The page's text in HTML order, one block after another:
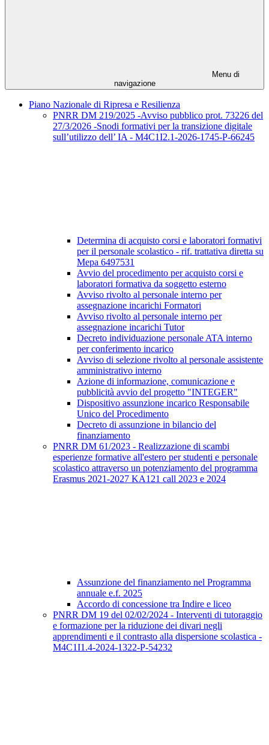
Menu di
navigazione
Piano Nazionale di Ripresa e Resilienza
PNRR DM 219/2025 -Avviso pubblico prot. 73226 del
27/3/2026 -Snodi formativi per la transizione digitale
sull’utilizzo dell’ IA - M4C1I2.1-2026-1745-P-66245
Determina di acquisto corsi e laboratori formativi
per il personale scolastico - rif. trattativa diretta su
Mepa 6497531
Avvio del procedimento per acquisto corsi e
laboratori formativa da soggetto esterno
Avviso rivolto al personale interno per
assegnazione incarichi Formatori
Avviso rivolto al personale interno per
assegnazione incarichi Tutor
Decreto individuazione personale ATA interno
per conferimento incarico
Avviso di selezione rivolto al personale assistente
amministrativo interno
Azione di informazione, comunicazione e
pubblicità avvio del progetto "INTEGER"
Dispositivo assunzione incarico Responsabile
Unico del Procedimento
Decreto di assunzione in bilancio del
finanziamento
PNRR DM 61/2023 - Realizzazione di scambi
esperienze formative all'estero per studenti e personale
scolastico attraverso un potenziamento del programma
Erasmus 2021-2027 KA121 call 2023 e 2024
Assunzione del finanziamento nel Programma
annuale e.f. 2025
Accordo di concessione tra Indire e liceo
PNRR DM 19 del 02/02/2024 - Interventi di tutoraggio
e formazione per la riduzione dei divari negli
apprendimenti e il contrasto alla dispersione scolastica -
M4C1I1.4-2024-1322-P-54232